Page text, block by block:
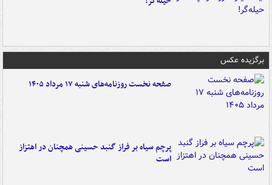
برگزیده عکس
صفحه نخست روزنامه‌های شنبه ۱۷ مرداد ۱۴۰۵
پرچم سیاه بر فراز گنبد حسینی همچنان در اهتزاز
است